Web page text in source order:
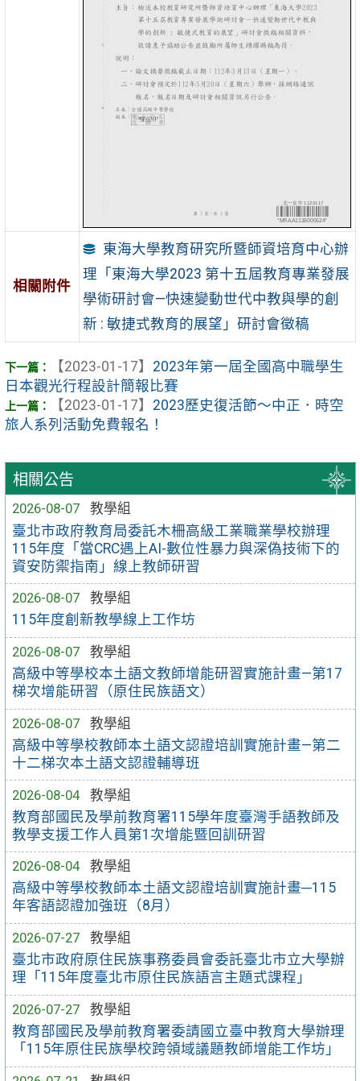
相關公告
2026-08-07
教學組
臺北市政府教育局委託木柵高級工業職業學校辦理
115年度「當CRC遇上AI-數位性暴力與深偽技術下的
資安防禦指南」線上教師研習
2026-08-07
教學組
115年度創新教學線上工作坊
2026-08-07
教學組
高級中等學校本土語文教師增能研習實施計畫—第17
梯次增能研習（原住民族語文）
2026-08-07
教學組
高級中等學校教師本土語文認證培訓實施計畫—第二
十二梯次本土語文認證輔導班
2026-08-04
教學組
教育部國民及學前教育署115學年度臺灣手語教師及
教學支援工作人員第1次增能暨回訓研習
2026-08-04
教學組
高級中等學校教師本土語文認證培訓實施計畫─115
年客語認證加強班（8月）
2026-07-27
教學組
臺北市政府原住民族事務委員會委託臺北市立大學辦
理「115年度臺北市原住民族語言主題式課程」
2026-07-27
教學組
教育部國民及學前教育署委請國立臺中教育大學辦理
「115年原住民族學校跨領域議題教師增能工作坊」
相關附件
東海大學教育研究所暨師資培育中心辦
理「東海大學2023 第十五屆教育專業發展
學術研討會—快速變動世代中教與學的創
新 : 敏捷式教育的展望」研討會徵稿
【2023-01-17】 2023年第一屆全國高中職學生
日本觀光行程設計簡報比賽
【2023-01-17】 2023歷史復活節～中正．時空
旅人系列活動免費報名！